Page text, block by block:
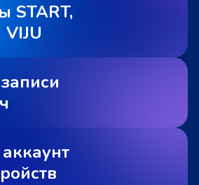
START,
VIJU